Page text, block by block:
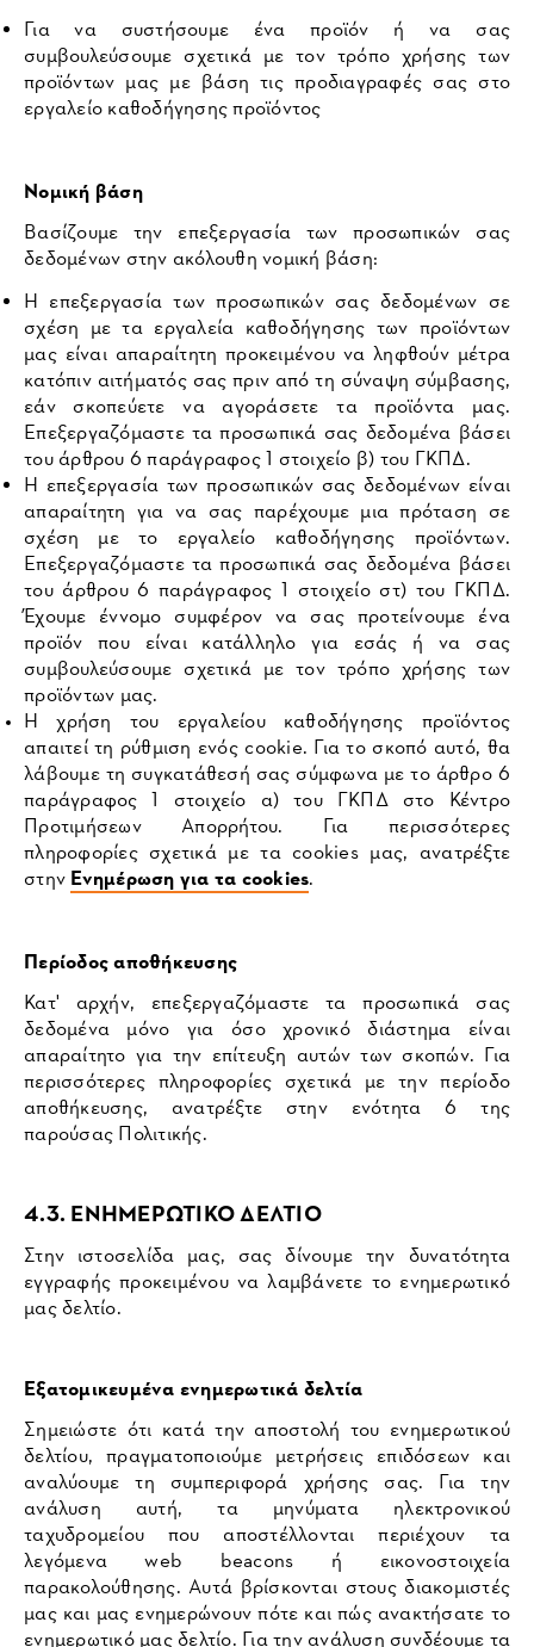
Για να συστήσουμε ένα προϊόν ή να σας
συμβουλεύσουμε σχετικά με τον τρόπο χρήσης των
προϊόντων μας με βάση τις προδιαγραφές σας στο
εργαλείο καθοδήγησης προϊόντος
Νομική βάση
Βασίζουμε την επεξεργασία των προσωπικών σας
δεδομένων στην ακόλουθη νομική βάση:
Η επεξεργασία των προσωπικών σας δεδομένων σε
σχέση με τα εργαλεία καθοδήγησης των προϊόντων
μας είναι απαραίτητη προκειμένου να ληφθούν μέτρα
κατόπιν αιτήματός σας πριν από τη σύναψη σύμβασης,
εάν σκοπεύετε να αγοράσετε τα προϊόντα μας.
Επεξεργαζόμαστε τα προσωπικά σας δεδομένα βάσει
του άρθρου 6 παράγραφος 1 στοιχείο β) του ΓΚΠΔ.
Η επεξεργασία των προσωπικών σας δεδομένων είναι
απαραίτητη για να σας παρέχουμε μια πρόταση σε
σχέση με το εργαλείο καθοδήγησης προϊόντων.
Επεξεργαζόμαστε τα προσωπικά σας δεδομένα βάσει
του άρθρου 6 παράγραφος 1 στοιχείο στ) του ΓΚΠΔ.
Έχουμε έννομο συμφέρον να σας προτείνουμε ένα
προϊόν που είναι κατάλληλο για εσάς ή να σας
συμβουλεύσουμε σχετικά με τον τρόπο χρήσης των
προϊόντων μας.
Η χρήση του εργαλείου καθοδήγησης προϊόντος
απαιτεί τη ρύθμιση ενός cookie. Για το σκοπό αυτό, θα
λάβουμε τη συγκατάθεσή σας σύμφωνα με το άρθρο 6
παράγραφος 1 στοιχείο α) του ΓΚΠΔ στο Κέντρο
Προτιμήσεων Απορρήτου. Για περισσότερες
πληροφορίες σχετικά με τα cookies μας, ανατρέξτε
στην Ενημέρωση για τα cookies.
Περίοδος αποθήκευσης
Κατ' αρχήν, επεξεργαζόμαστε τα προσωπικά σας
δεδομένα μόνο για όσο χρονικό διάστημα είναι
απαραίτητο για την επίτευξη αυτών των σκοπών. Για
περισσότερες πληροφορίες σχετικά με την περίοδο
αποθήκευσης, ανατρέξτε στην ενότητα 6 της
παρούσας Πολιτικής.
4.3. ΕΝΗΜΕΡΩΤΙΚΟ ΔΕΛΤΙΟ
Στην ιστοσελίδα μας, σας δίνουμε την δυνατότητα
εγγραφής προκειμένου να λαμβάνετε το ενημερωτικό
μας δελτίο.
Εξατομικευμένα ενημερωτικά δελτία
Σημειώστε ότι κατά την αποστολή του ενημερωτικού
δελτίου, πραγματοποιούμε μετρήσεις επιδόσεων και
αναλύουμε τη συμπεριφορά χρήσης σας. Για την
ανάλυση αυτή, τα μηνύματα ηλεκτρονικού
ταχυδρομείου που αποστέλλονται περιέχουν τα
λεγόμενα web beacons ή εικονοστοιχεία
παρακολούθησης. Αυτά βρίσκονται στους διακομιστές
μας και μας ενημερώνουν πότε και πώς ανακτήσατε το
ενημερωτικό μας δελτίο. Για την ανάλυση συνδέουμε τα